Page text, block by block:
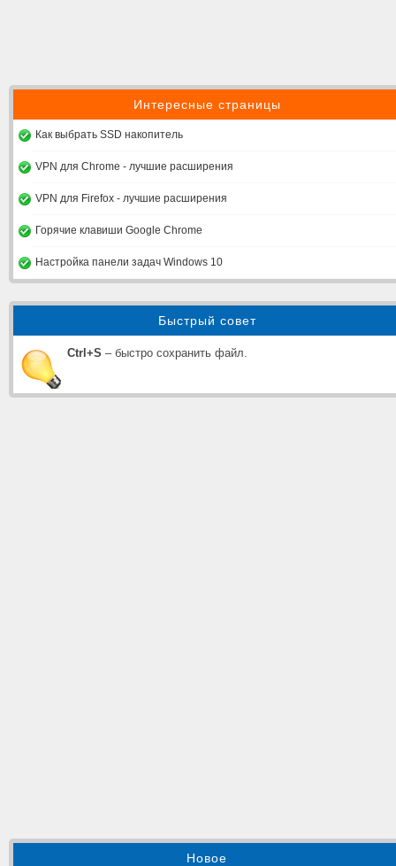
Интересные страницы
Как выбрать SSD накопитель
VPN для Chrome - лучшие расширения
VPN для Firefox - лучшие расширения
Горячие клавиши Google Chrome
Настройка панели задач Windows 10
Быстрый совет
Ctrl+S – быстро сохранить файл.
Новое